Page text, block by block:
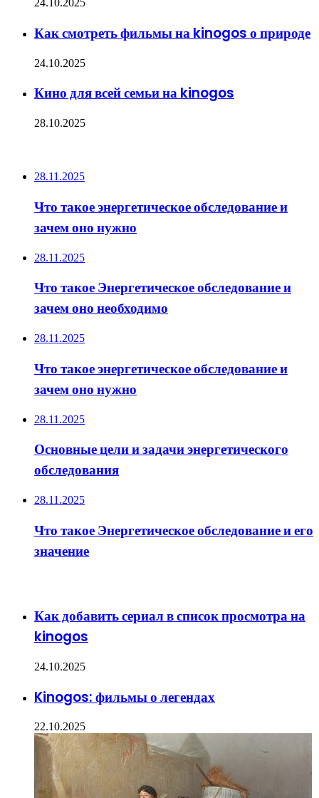
24.10.2025
Как смотреть фильмы на kinogos о природе
24.10.2025
Кино для всей семьи на kinogos
28.10.2025
28.11.2025
Что такое энергетическое обследование и
зачем оно нужно
28.11.2025
Что такое Энергетическое обследование и
зачем оно необходимо
28.11.2025
Что такое энергетическое обследование и
зачем оно нужно
28.11.2025
Основные цели и задачи энергетического
обследования
28.11.2025
Что такое Энергетическое обследование и его
значение
Как добавить сериал в список просмотра на
kinogos
24.10.2025
Kinogos: фильмы о легендах
22.10.2025